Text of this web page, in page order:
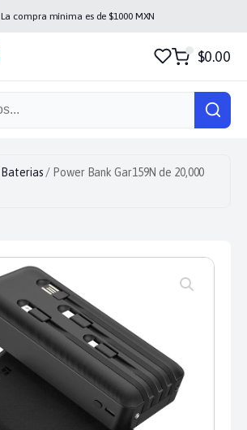
La compra mínima es de $1000MXN
$0.00
Baterias / Power Bank Gar159N de 20,000